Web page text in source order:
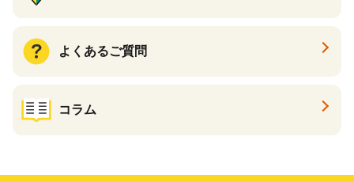
よくあるご質問
コラム